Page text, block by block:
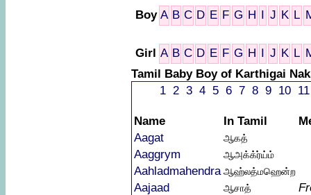
Boy A B C D E F G H I J K L
Girl A B C D E F G H I J K L
Tamil Baby Boy of Karthigai
1 2 3 4 5 6 7 8 9 10 11
Name In Tamil
Aagat
ஆகத்
Aaggrym ஆஅக்க்ர்ய்ம்
Aahladmahendra ஆஹ்லத்மஹென்ற
Aajaad ஆசாத்